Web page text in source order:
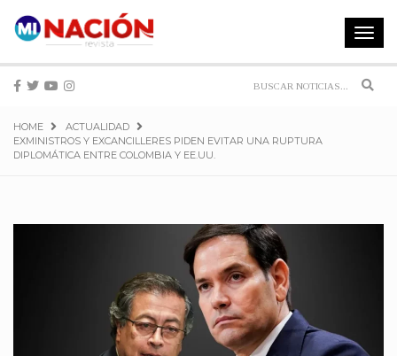
Toggle
HOME
ACTUALIDAD
EXMINISTROS Y EXCANCILLERES PIDEN EVITAR UNA RUPTURA
DIPLOMÁTICA ENTRE COLOMBIA Y EE.UU.